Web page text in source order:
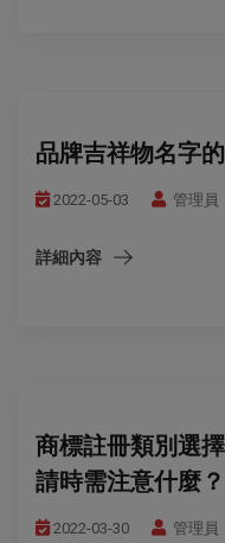
品牌吉祥物名字
2022-05-03 管理員
詳細內容
商標註冊類別選
請時需注意什麼？
2022-03-30 管理員